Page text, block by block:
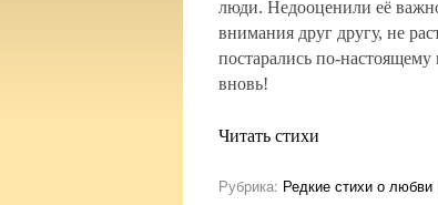
люди. Недооценили её
внимания друг другу, не
постарались по-
вновь!
Читать стихи
Рубрика: Редкие стихи о любви